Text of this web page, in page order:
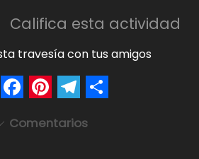
Califica esta actividad
travesía con tus amigos
F
a
P
i
T
e
S
Comentarios